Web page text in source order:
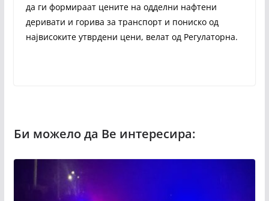
да ги формираат цените на одделни нафтени
деривати и горива за транспорт и пониско од
највисоките утврдени цени, велат од Регулаторна.